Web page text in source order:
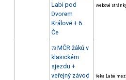
Labi pod
Dvorem
Králové + 6.
Če
webové
73 MČR žáků v
klasickém
sjezdu +
veřejný závod
řeka Labe mezi